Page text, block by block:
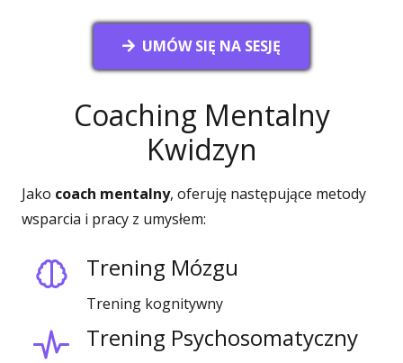
UMÓW SIĘ NA SESJĘ
Coaching Mentalny
Kwidzyn
Jako coach mentalny, oferuję następujące metody
wsparcia i pracy z umysłem:
Trening Mózgu
Trening kognitywny
Trening Psychosomatyczny